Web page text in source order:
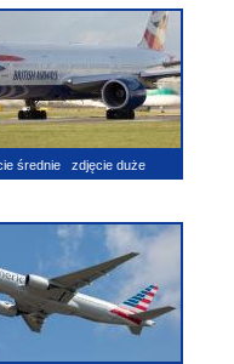
średnie zdjęcie duże